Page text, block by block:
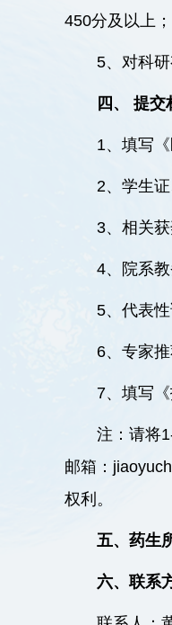
450分及以上；
5、对科
四、 提交
1、填写
2、学生
3、相关
4、院系
5、代表
6、专家
7、填写
注：请将
邮箱：
权利。
五、药生
六、联系